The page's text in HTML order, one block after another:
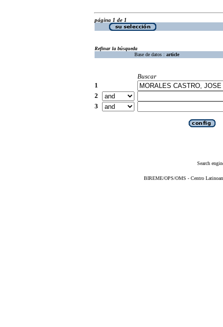
página 1 de 1
Refinar la búsqueda
Base de datos : article
Buscar
1
2
3
Search
BIREME/OPS/OMS - Centro